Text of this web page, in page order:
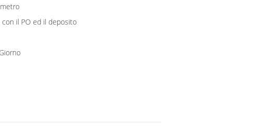
con il PO ed il deposito